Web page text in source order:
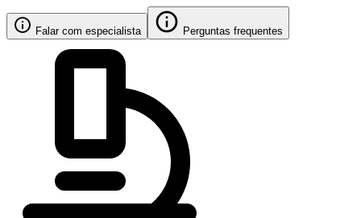
Falar com especialista Perguntas frequentes